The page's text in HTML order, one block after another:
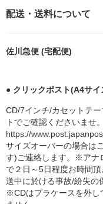
配送・送料について
佐川急便 (宅配便)
● クリックポスト(A4サ
CD/7インチ/カセットテ
トでご確認くださいませ
https://
サイズオーバーの場合は
す)ご連絡します。※アナ
で２日～5日程度お時間
送中に於ける事故/紛失の
※CDはプラケースを外し